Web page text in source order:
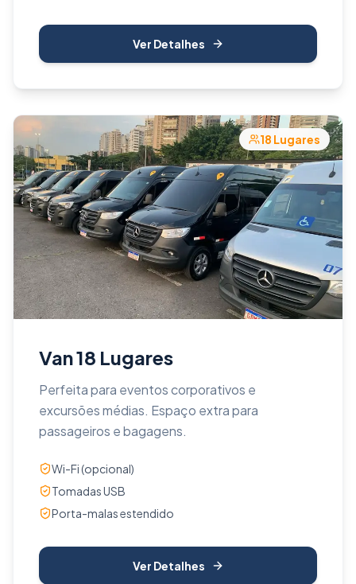
Ver Detalhes
18 Lugares
Van 18 Lugares
Perfeita para eventos corporativos e
excursões médias. Espaço extra para
passageiros e bagagens.
Wi-Fi (opcional)
Tomadas USB
Porta-malas estendido
Ver Detalhes